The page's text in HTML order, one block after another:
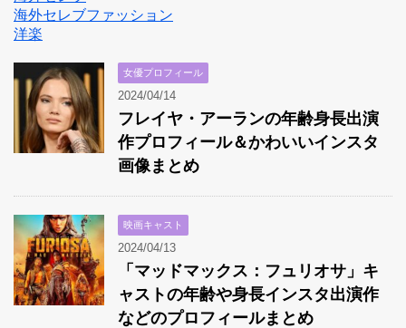
海外セレブファッション
洋楽
女優プロフィール
2024/04/14
フレイヤ・アーランの年齢身長出演
作プロフィール＆かわいいインスタ
画像まとめ
映画キャスト
2024/04/13
「マッドマックス：フュリオサ」キ
ャストの年齢や身長インスタ出演作
などのプロフィールまとめ